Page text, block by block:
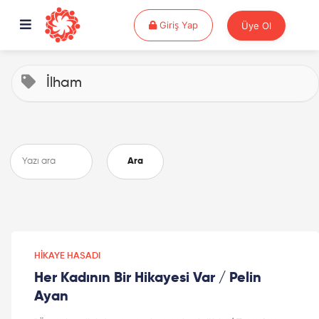
Giriş YapGiriş Yap Üye Ol
İlham
Ara
HIKAYE HASADI
Her Kadının Bir Hikayesi Var / Pelin
Ayan